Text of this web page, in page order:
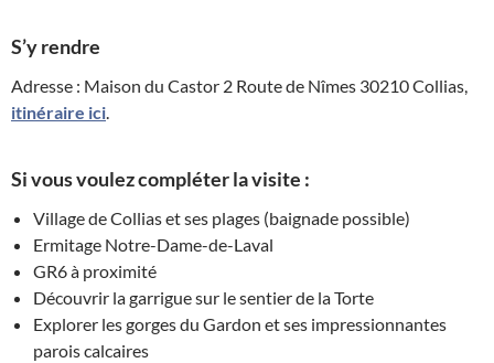
S’y rendre
Adresse : Maison du Castor 2 Route de Nîmes 30210 Collias,
itinéraire ici.
Si vous voulez compléter la visite :
Village de Collias et ses plages (baignade possible)
Ermitage Notre-Dame-de-Laval
GR6 à proximité
Découvrir la garrigue sur le sentier de la Torte
Explorer les gorges du Gardon et ses impressionnantes
parois calcaires